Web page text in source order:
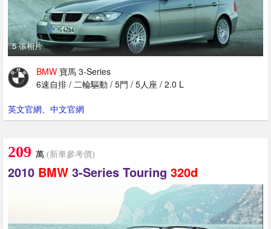
5 張相片
BMW 寶馬 3-Series
6速自排 / 二輪驅動 / 5門 / 5人座 / 2.0 L
英文官網 中文官網
209 萬 (新車參考價)
2010 BMW 3-Series Touring 320d